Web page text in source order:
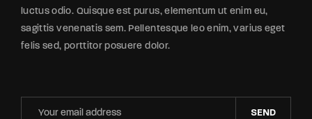
luctus odio. Quisque est purus, elementum ut enim eu,
sagittis venenatis sem. Pellentesque leo enim, varius eget
felis sed, porttitor posuere dolor.
SEND